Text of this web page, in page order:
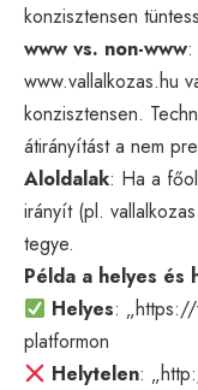
konzisztensen
www vs. non-www:
www.vallalkozas.hu
konzisztensen.
átirányítást a nem
Aloldalak: Ha a
irányít (pl.
tegye.
Példa a helyes és
Helyes: „https://
platformon
Helytelen: